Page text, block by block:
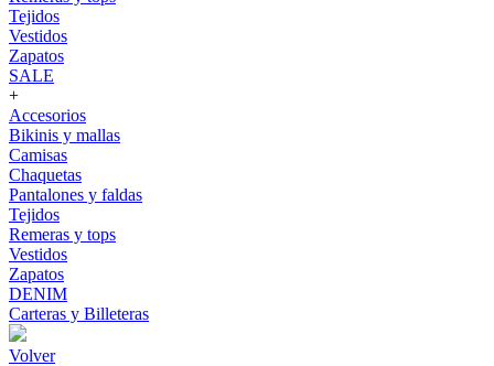
Tejidos
Vestidos
Zapatos
SALE
+
Accesorios
Bikinis y mallas
Camisas
Chaquetas
Pantalones y faldas
Tejidos
Remeras y tops
Vestidos
Zapatos
DENIM
Carteras y Billeteras
Volver